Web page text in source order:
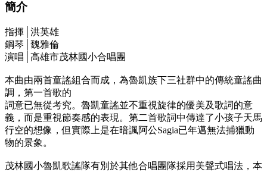
簡介
指揮│洪英雄
鋼琴│魏雅倫
演唱│高雄市茂林國小合唱團
本曲由兩首童謠組合而成，為魯凱族下三社群中的傳統童謠曲
調，第一首歌的
詞意已無從考究。魯凱童謠並不重視旋律的優美及歌詞的意
義，而是重視節奏感的表現。第二首歌詞中傳達了小孩子天馬
行空的想像，但實際上是在暗諷阿公Sagia已年邁無法捕獵動
物的景象。
茂林國小魯凱歌謠隊有別於其他合唱團隊採用美聲式唱法，本